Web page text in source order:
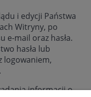
i edycji Państwa
Witryny, po
e-mail oraz hasła.
hasła lub
logowaniem,
informacji o